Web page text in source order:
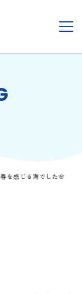
春を感じる海でした🌸